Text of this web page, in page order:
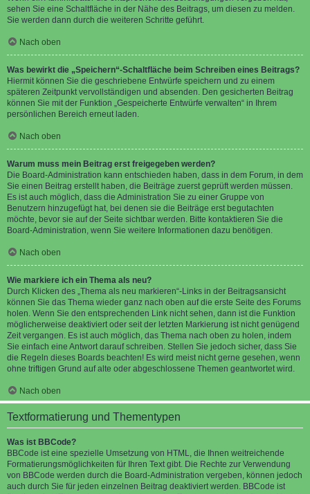
sehen Sie eine Schaltfläche in der Nähe des Beitrags, um diesen zu melden.
Sie werden dann durch die weiteren Schritte geführt.
Nach oben
Was bewirkt die „Speichern“-Schaltfläche beim Schreiben eines Beitrags?
Hiermit können Sie die geschriebene Entwürfe speichern und zu einem
späteren Zeitpunkt vervollständigen und absenden. Den gesicherten Beitrag
können Sie mit der Funktion „Gespeicherte Entwürfe verwalten“ in Ihrem
persönlichen Bereich erneut laden.
Nach oben
Warum muss mein Beitrag erst freigegeben werden?
Die Board-Administration kann entschieden haben, dass in dem Forum, in dem
Sie einen Beitrag erstellt haben, die Beiträge zuerst geprüft werden müssen.
Es ist auch möglich, dass die Administration Sie zu einer Gruppe von
Benutzern hinzugefügt hat, bei denen sie die Beiträge erst begutachten
möchte, bevor sie auf der Seite sichtbar werden. Bitte kontaktieren Sie die
Board-Administration, wenn Sie weitere Informationen dazu benötigen.
Nach oben
Wie markiere ich ein Thema als neu?
Durch Klicken des „Thema als neu markieren“-Links in der Beitragsansicht
können Sie das Thema wieder ganz nach oben auf die erste Seite des Forums
holen. Wenn Sie den entsprechenden Link nicht sehen, dann ist die Funktion
möglicherweise deaktiviert oder seit der letzten Markierung ist nicht genügend
Zeit vergangen. Es ist auch möglich, das Thema nach oben zu holen, indem
Sie einfach eine Antwort darauf schreiben. Stellen Sie jedoch sicher, dass Sie
die Regeln dieses Boards beachten! Es wird meist nicht gerne gesehen, wenn
ohne triftigen Grund auf alte oder abgeschlossene Themen geantwortet wird.
Nach oben
Textformatierung und Thementypen
Was ist BBCode?
BBCode ist eine spezielle Umsetzung von HTML, die Ihnen weitreichende
Formatierungsmöglichkeiten für Ihren Text gibt. Die Rechte zur Verwendung
von BBCode werden durch die Board-Administration vergeben, können jedoch
auch durch Sie für jeden einzelnen Beitrag deaktiviert werden. BBCode ist